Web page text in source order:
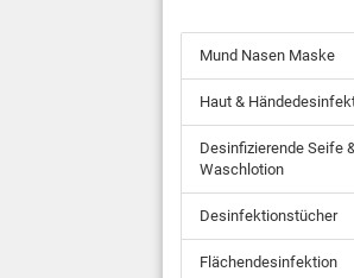
Mund Nasen Maske
Haut &
Desinfizierende Seife
Waschlotion
Desinfektionstücher
Flächendesinfektion